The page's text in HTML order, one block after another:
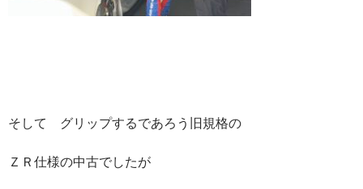
そして グリップするであろう旧規格の
ＺＲ仕様の中古でしたが